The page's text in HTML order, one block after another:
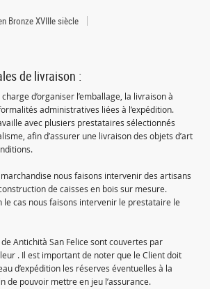
Bronze XVIIIe siècle
de livraison :
d’organiser l’emballage, la livraison à
administratives liées à l’expédition.
avec plusiers prestataires sélectionnés
afin d’assurer une livraison des objets d’art
marchandise nous faisons intervenir des artisans
de caisses en bois sur mesure.
le cas nous faisons intervenir le prestataire le
Antichità San Felice sont couvertes par
. Il est important de noter que le Client doit
d’expédition les réserves éventuelles à la
de pouvoir mettre en jeu l’assurance.